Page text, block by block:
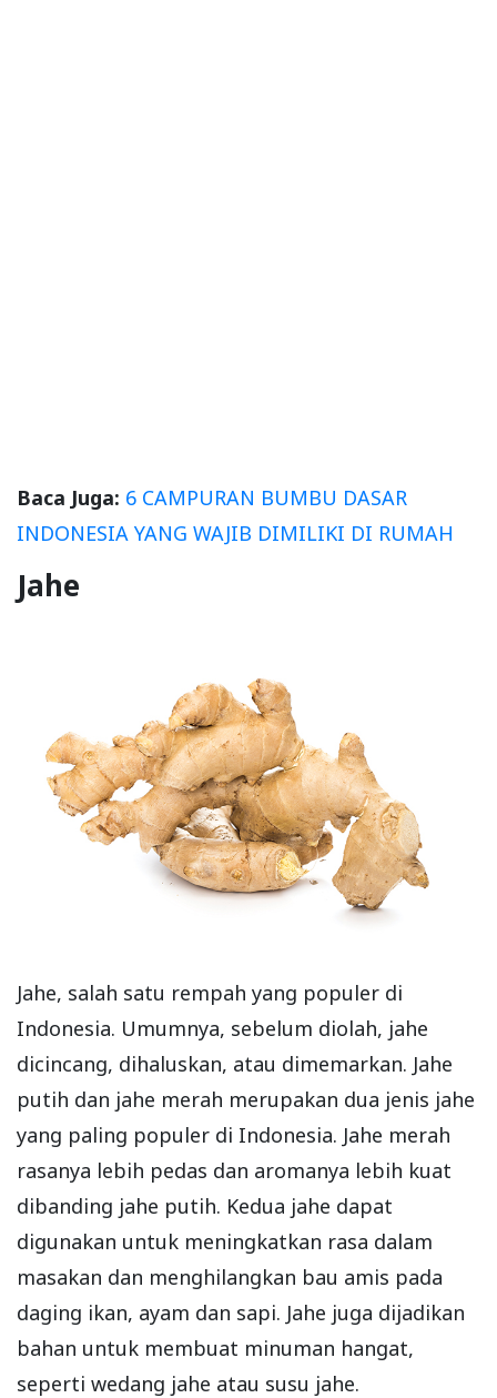
Baca Juga: 6 CAMPURAN BUMBU DASAR
INDONESIA YANG WAJIB DIMILIKI DI RUMAH
Jahe
Jahe, salah satu rempah yang populer di
Indonesia. Umumnya, sebelum diolah, jahe
dicincang, dihaluskan, atau dimemarkan. Jahe
putih dan jahe merah merupakan dua jenis jahe
yang paling populer di Indonesia. Jahe merah
rasanya lebih pedas dan aromanya lebih kuat
dibanding jahe putih. Kedua jahe dapat
digunakan untuk meningkatkan rasa dalam
masakan dan menghilangkan bau amis pada
daging ikan, ayam dan sapi. Jahe juga dijadikan
bahan untuk membuat minuman hangat,
seperti wedang jahe atau susu jahe.